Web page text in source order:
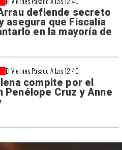
defiende secreto
asegura que Fiscalía
en la mayoría de
El Viernes Pasado A Las 12:40
compite por el
Penélope Cruz y Anne